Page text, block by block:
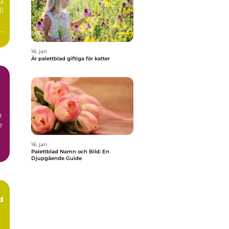
16. jan
Är palettblad giftiga för katter
16. jan
Palettblad Namn och Bild: En
Djupgående Guide